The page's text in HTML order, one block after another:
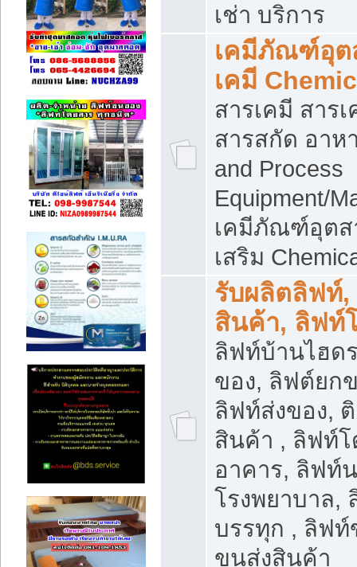
เช่า บริการ
เคมีภัณฑ์อุต
เคมี
สารเคมี สาร
สารสกัด อาห
and Process
Equipment/
เคมีภัณฑ์อุตส
เสริม
รับผลิตลิฟท์
สินค้า, ลิฟท์
ลิฟท์บ้านไฮด
ของ, ลิฟต์ยก
ลิฟท์ส่งของ,
สินค้า , ลิฟท์
อาคาร, ลิฟท์
โรงพยาบาล,
บรรทุก , ลิฟ
ขนส่งสินค้า